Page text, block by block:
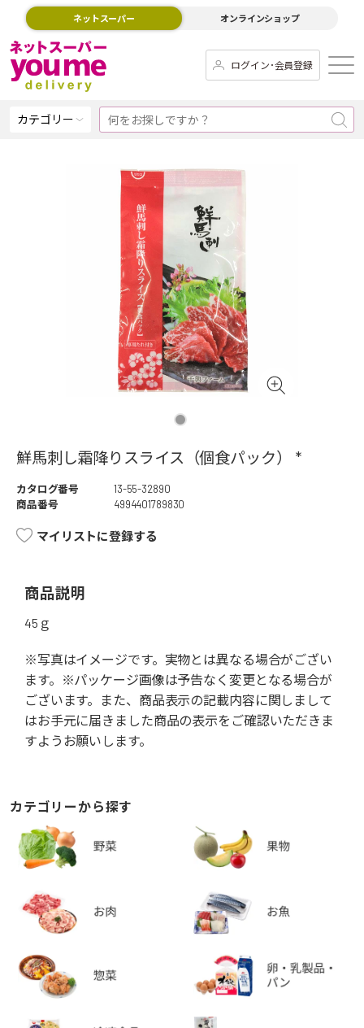
ネットスーパー オンラインショップ
ログイン･会員登録
カテゴリー
鮮馬刺し霜降りスライス（個食パック） *
カタログ番号
13-55-32890
商品番号
4994401789830
マイリストに登録する
商品説明
45ｇ
※写真はイメージです。実物とは異なる場合がござい
ます。※パッケージ画像は予告なく変更となる場合が
ございます。また、商品表示の記載内容に関しまして
はお手元に届きました商品の表示をご確認いただきま
すようお願いします。
カテゴリーから探す